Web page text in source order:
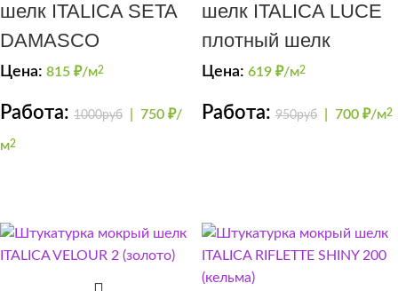
шелк ITALICA SETA
DAMASCO
Цена: 815 ₽/м2
Работа: 1000руб 750 ₽/
м2
шелк ITALICA LUCE
плотный шелк
Цена: 619 ₽/м2
Работа: 950руб 700 ₽/м2